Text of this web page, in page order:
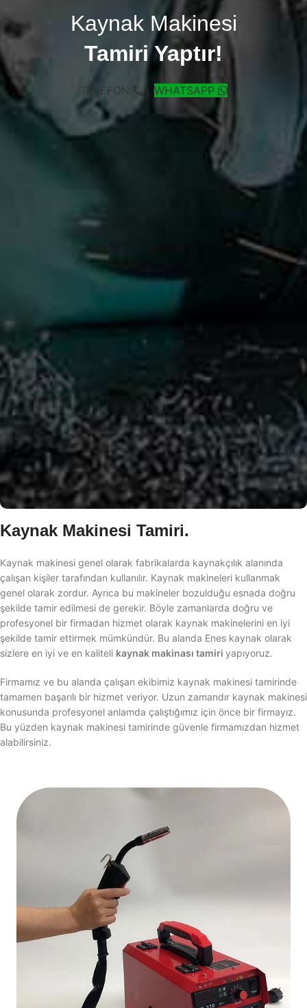
Kaynak Makinesi
Tamiri Yaptır!
TELEFON WHATSAPP
Kaynak Makinesi Tamiri.
Kaynak makinesi genel olarak fabrikalarda kaynakçılık alanında
çalışan kişiler tarafından kullanılır. Kaynak makineleri kullanmak
genel olarak zordur. Ayrıca bu makineler bozulduğu esnada doğru
şekilde tamir edilmesi de gerekir. Böyle zamanlarda doğru ve
profesyonel bir firmadan hizmet olarak kaynak makinelerini en iyi
şekilde tamir ettirmek mümkündür. Bu alanda Enes kaynak olarak
sizlere en iyi ve en kaliteli kaynak makinası tamiri yapıyoruz.
Firmamız ve bu alanda çalışan ekibimiz kaynak makinesi tamirinde
tamamen başarılı bir hizmet veriyor. Uzun zamandır kaynak makinesi
konusunda profesyonel anlamda çalıştığımız için önce bir firmayız.
Bu yüzden kaynak makinesi tamirinde güvenle firmamızdan hizmet
alabilirsiniz.